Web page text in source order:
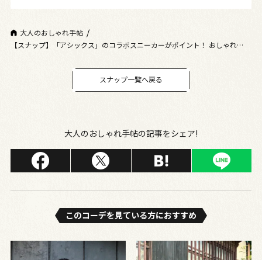
大人のおしゃれ手帖
【スナップ】「アシックス」のコラボスニーカーがポイント！ おしゃれの探
スナップ一覧へ戻る
大人のおしゃれ手帖の記事をシェア!
このコーデを⾒ている⽅におすすめ